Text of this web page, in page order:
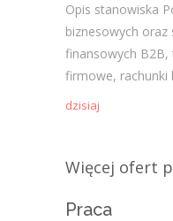
Opis stanowiska
biznesowych
finansowych B2B,
firmowe, rachunki
dzisiaj
Więcej ofert
Praca